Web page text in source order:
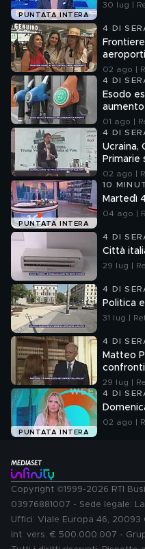
PUNTATA INTERA
30 lug |
4 DI
aeroporti
02 ago |
4 DI
Esodo
aumento
01 ago |
4 DI
Ucraina,
Primarie
02 ago |
PUNTATA INTERA
10
Martedì
04 ago |
4 DI
Città
29 lug |
4 DI
Politica
31 lug |
4 DI
Matteo
29 lug |
PUNTATA INTERA
4 DI
02 ago |
Copyright ©1999-2026 RTI
03976881007 - Sede legale:
Uffici: Viale Europa 46, 20093
int. vers. € 500.000.007 -